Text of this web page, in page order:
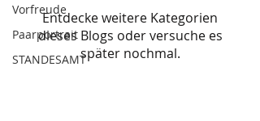
Vorfreude
Paarportrait
STANDESAMT
Entdecke weitere Kategorien
dieses Blogs oder versuche es
später nochmal.